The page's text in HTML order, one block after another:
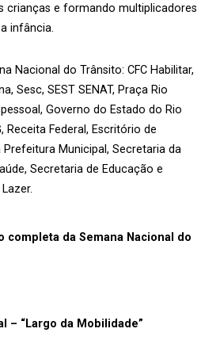
crianças e formando multiplicadores
infância.
Nacional do Trânsito: CFC Habilitar,
Sesc, SEST SENAT, Praça Rio
Governo do Estado do Rio
Receita Federal, Escritório de
Municipal, Secretaria da
Secretaria de Educação e
completa da Semana Nacional do
– “Largo da Mobilidade”